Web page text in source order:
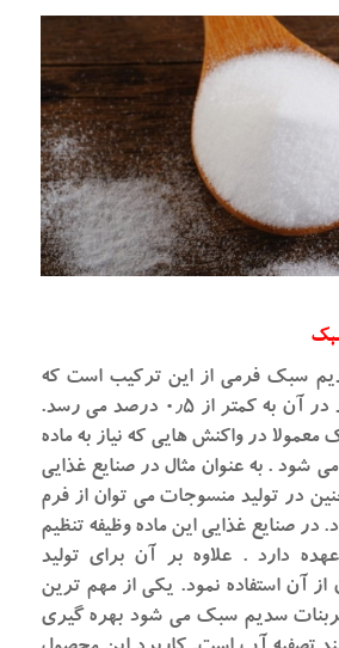
سبک فرمی از این ترکیب است که
محتوای سدیم کلراید در آن به کمتر از ۰٫۵ درصد می رسد.
در واکنش هایی که نیاز به ماده
می شود . به عنوان مثال در صنایع غذایی
در تولید منسوجات می توان از فرم
در صنایع غذایی این ماده وظیفه تنظیم
دارد . علاوه بر آن برای تولید
از آن استفاده نمود. یکی از مهم ترین
کربنات سدیم سبک می شود بهره گیری